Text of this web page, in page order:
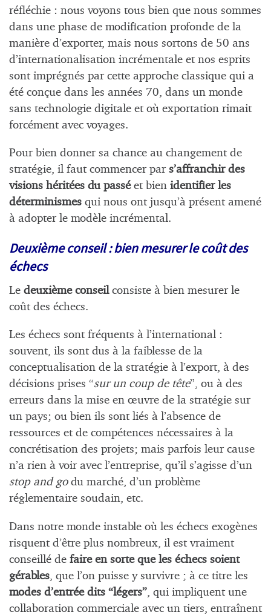
réfléchie : nous voyons tous bien que nous sommes
dans une phase de modification profonde de la
manière d’exporter, mais nous sortons de 50 ans
d’internationalisation incrémentale et nos esprits
sont imprégnés par cette approche classique qui a
été conçue dans les années 70, dans un monde
sans technologie digitale et où exportation rimait
forcément avec voyages.
Pour bien donner sa chance au changement de
stratégie, il faut commencer par s’affranchir des
visions héritées du passéet bien identifier les
déterminismes qui nous ont jusqu’à présent amené
à adopter le modèle incrémental.
Deuxième conseil : bien mesurer le coût des
échecs
Le deuxième conseilconsiste à bien mesurer le
coût des échecs.
Les échecs sont fréquents à l’international :
souvent, ils sont dus à la faiblesse de la
conceptualisation de la stratégie à l’export, à des
décisions prises “sur un coup de tête”, ou à des
erreurs dans la mise en œuvre de la stratégie sur
un pays; ou bien ils sont liés à l’absence de
ressources et de compétences nécessaires à la
concrétisation des projets; mais parfois leur cause
n’a rien à voir avec l’entreprise, qu’il s’agisse d’un
stop and godu marché, d’un problème
réglementaire soudain, etc.
Dans notre monde instable où les échecs exogènes
risquent d’être plus nombreux, il est vraiment
conseillé de faire en sorte que les échecs soient
gérables , que l’on puisse y survivre ; à ce titre les
modes d’entrée dits “légers” , qui impliquent une
collaboration commerciale avec un tiers, entraînent